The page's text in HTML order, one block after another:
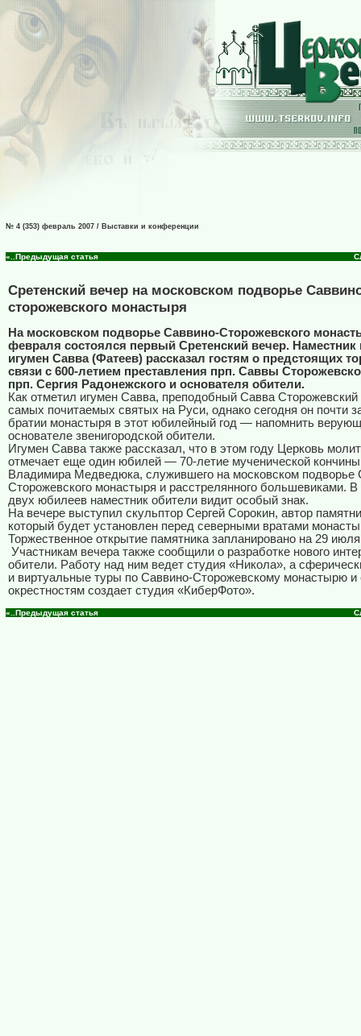
№ 4 (353) февраль 2007 / Выставки и конференции
«..Предыдущая статья
Сретенский вечер на московском подворье
сторожевского монастыря
На московском подворье Саввино-Сторожевского
февраля состоялся первый Сретенский вечер.
игумен Савва (Фатеев) рассказал гостям о предстоящих
связи с 600-летием преставления прп. Саввы
прп. Сергия Радонежского и основателя обители.
Как отметил игумен Савва, преподобный Савва
самых почитаемых святых на Руси, однако сегодня он почти
братии монастыря в этот юбилейный год — напомнить
основателе звенигородской обители.
Игумен Савва также рассказал, что в этом году Церковь
отмечает еще один юбилей — 70-летие мученической
Владимира Медведюка, служившего на московском подворье
Сторожевского монастыря и расстрелянного большевиками. В
двух юбилеев наместник обители видит особый знак.
На вечере выступил скульптор Сергей Сорокин, автор
который будет установлен перед северными вратами
Торжественное открытие памятника запланировано на 29
Участникам вечера также сообщили о разработке нового
обители. Работу над ним ведет студия «Никола», а
и виртуальные туры по Саввино-Сторожевскому монастырю и
окрестностям создает студия «КиберФото».
«..Предыдущая статья